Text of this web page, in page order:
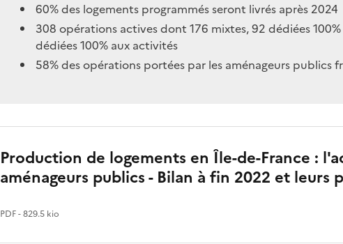
60% des logements programmés seront livrés après 2024
308 opérations actives dont 176 mixtes, 92 dédiées
dédiées 100% aux activités
58% des opérations portées par les aménageurs publics
Production de logements en Île-de-France :
aménageurs publics - Bilan à fin 2022 et leurs
PDF- 829.5 kio